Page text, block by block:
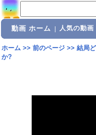
動画 ホーム 人気の動画
ホーム>> 前のページ>> 結局
か?